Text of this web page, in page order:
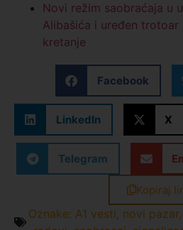
Novi režim saobraćaja u
Alibašića i uređen trotoar
kretanje
Facebook
LinkedIn X
Telegram
Kopiraj
Oznake: A1 vesti, novi pazar,